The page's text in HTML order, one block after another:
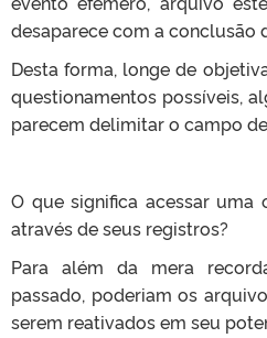
desaparece com a conclusão
Desta forma, longe de
questionamentos possíveis,
parecem delimitar o campo
O que significa acessar uma
através de seus registros?
Para além da mera
passado, poderiam os
serem reativados em seu